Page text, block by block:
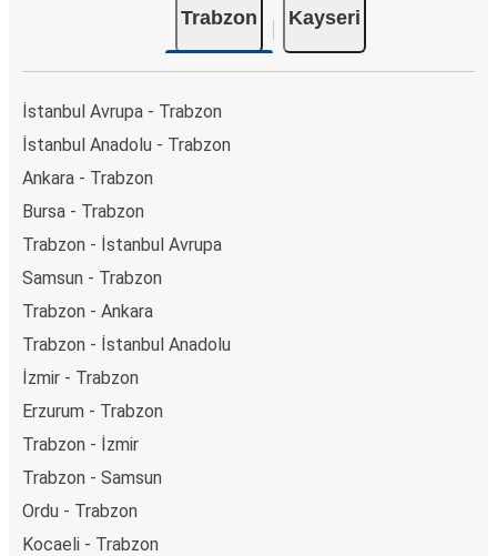
Trabzon Kayseri
İstanbul Avrupa - Trabzon
İstanbul Anadolu - Trabzon
Ankara - Trabzon
Bursa - Trabzon
Trabzon - İstanbul Avrupa
Samsun - Trabzon
Trabzon - Ankara
Trabzon - İstanbul Anadolu
İzmir - Trabzon
Erzurum - Trabzon
Trabzon - İzmir
Trabzon - Samsun
Ordu - Trabzon
Kocaeli - Trabzon